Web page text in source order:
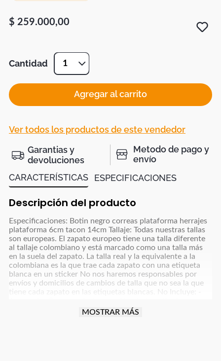
$ 259.000,00
Cantidad 1
Agregar al carrito
Ver todos los productos de este vendedor
Garantias y
devoluciones
Metodo de pago y
envío
CARACTERÍSTICAS
ESPECIFICACIONES
Descripción del producto
Especificaciones: Botin negro correas plataforma herrajes
plataforma 6cm tacon 14cm Tallaje: Todas nuestras tallas
son europeas. El zapato europeo tiene una talla diferente
al tallaje colombiano y está marcado como una talla más
en la suela del zapato. La talla real y la equivalente a la
colombiana es la que trae cada zapato con una etiqueta
blanca en un sticker No nos haremos responsables por
envíos y domicilios de cambios de talla que no sea la que
tiene cada zapato en las etiquetas blancas. No Incluye: -
necesario, con un paño blanco para colores claros y paño
MOSTRAR MÁS